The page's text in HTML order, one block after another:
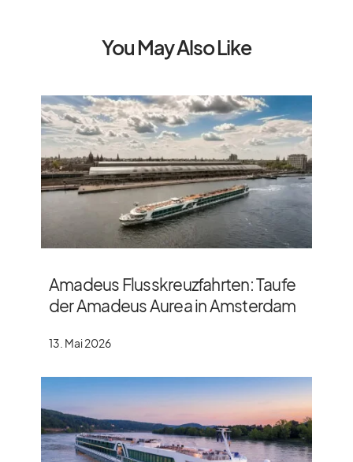
You May Also Like
Amadeus Flusskreuzfahrten: Taufe
der Amadeus Aurea in Amsterdam
13. Mai 2026